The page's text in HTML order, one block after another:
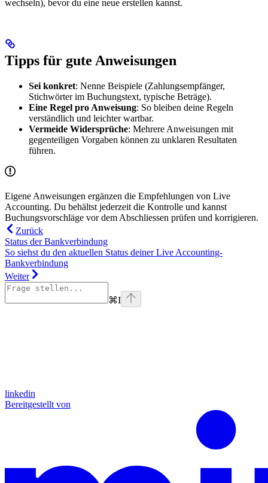
wechseln), bevor du eine neue erstellen kannst.
Tipps für gute Anweisungen
Sei konkret: Nenne Beispiele (Zahlungsempfänger,
Stichwörter im Buchungstext, typische Beträge).
Eine Regel pro Anweisung: So bleiben deine Regeln
verständlich und leichter wartbar.
Vermeide Widersprüche: Mehrere Anweisungen mit
gegenteiligen Vorgaben können zu unklaren Resultaten
führen.
Eigene Anweisungen ergänzen die Empfehlungen von Live
Accounting. Du behältst jederzeit die Kontrolle und kannst
Buchungsvorschläge vor dem Abschliessen prüfen und korrigieren.
Zurück
Status der Bankverbindung
So siehst du den aktuellen Status deiner Live Accounting-
Bankverbindung
Weiter
⌘I
linkedin
Bereitgestellt von